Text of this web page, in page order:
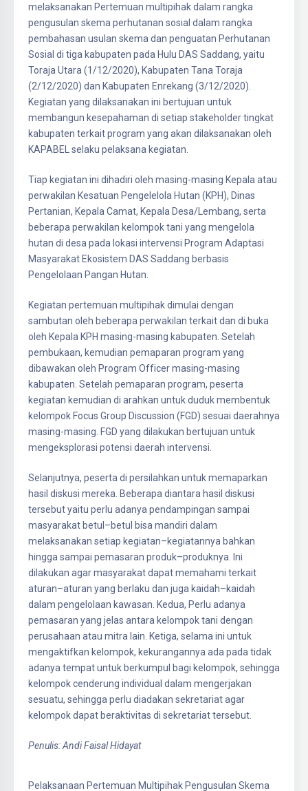
melaksanakan Pertemuan multipihak dalam rangka
pengusulan skema perhutanan sosial dalam rangka
pembahasan usulan skema dan penguatan Perhutanan
Sosial di tiga kabupaten pada Hulu DAS Saddang, yaitu
Toraja Utara (1/12/2020), Kabupaten Tana Toraja
(2/12/2020) dan Kabupaten Enrekang (3/12/2020).
Kegiatan yang dilaksanakan ini bertujuan untuk
membangun kesepahaman di setiap stakeholder tingkat
kabupaten terkait program yang akan dilaksanakan oleh
KAPABEL selaku pelaksana kegiatan.
Tiap kegiatan ini dihadiri oleh masing-masing Kepala atau
perwakilan Kesatuan Pengelelola Hutan (KPH), Dinas
Pertanian, Kepala Camat, Kepala Desa/Lembang, serta
beberapa perwakilan kelompok tani yang mengelola
hutan di desa pada lokasi intervensi Program Adaptasi
Masyarakat Ekosistem DAS Saddang berbasis
Pengelolaan Pangan Hutan.
Kegiatan pertemuan multipihak dimulai dengan
sambutan oleh beberapa perwakilan terkait dan di buka
oleh Kepala KPH masing-masing kabupaten. Setelah
pembukaan, kemudian pemaparan program yang
dibawakan oleh Program Officer masing-masing
kabupaten. Setelah pemaparan program, peserta
kegiatan kemudian di arahkan untuk duduk membentuk
kelompok Focus Group Discussion (FGD) sesuai daerahnya
masing-masing. FGD yang dilakukan bertujuan untuk
mengeksplorasi potensi daerah intervensi.
Selanjutnya, peserta di persilahkan untuk memaparkan
hasil diskusi mereka. Beberapa diantara hasil diskusi
tersebut yaitu perlu adanya pendampingan sampai
masyarakat betul–betul bisa mandiri dalam
melaksanakan setiap kegiatan–kegiatannya bahkan
hingga sampai pemasaran produk–produknya. Ini
dilakukan agar masyarakat dapat memahami terkait
aturan–aturan yang berlaku dan juga kaidah–kaidah
dalam pengelolaan kawasan. Kedua, Perlu adanya
pemasaran yang jelas antara kelompok tani dengan
perusahaan atau mitra lain. Ketiga, selama ini untuk
mengaktifkan kelompok, kekurangannya ada pada tidak
adanya tempat untuk berkumpul bagi kelompok, sehingga
kelompok cenderung individual dalam mengerjakan
sesuatu, sehingga perlu diadakan sekretariat agar
kelompok dapat beraktivitas di sekretariat tersebut.
Penulis: Andi Faisal Hidayat
Pelaksanaan Pertemuan Multipihak Pengusulan Skema